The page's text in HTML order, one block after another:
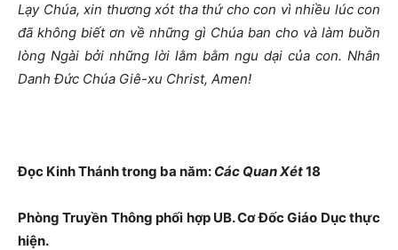
Lạy Chúa, xin thương xót tha thứ cho con vì nhiều lúc con
đã không biết ơn về những gì Chúa ban cho và làm buồn
lòng Ngài bởi những lời lằm bằm ngu dại của con. Nhân
Danh Đức Chúa Giê-xu Christ, Amen!
Đọc Kinh Thánh trong ba năm: Các Quan Xét18
Phòng Truyền Thông phối hợp UB. Cơ Đốc Giáo Dục thực
hiện.